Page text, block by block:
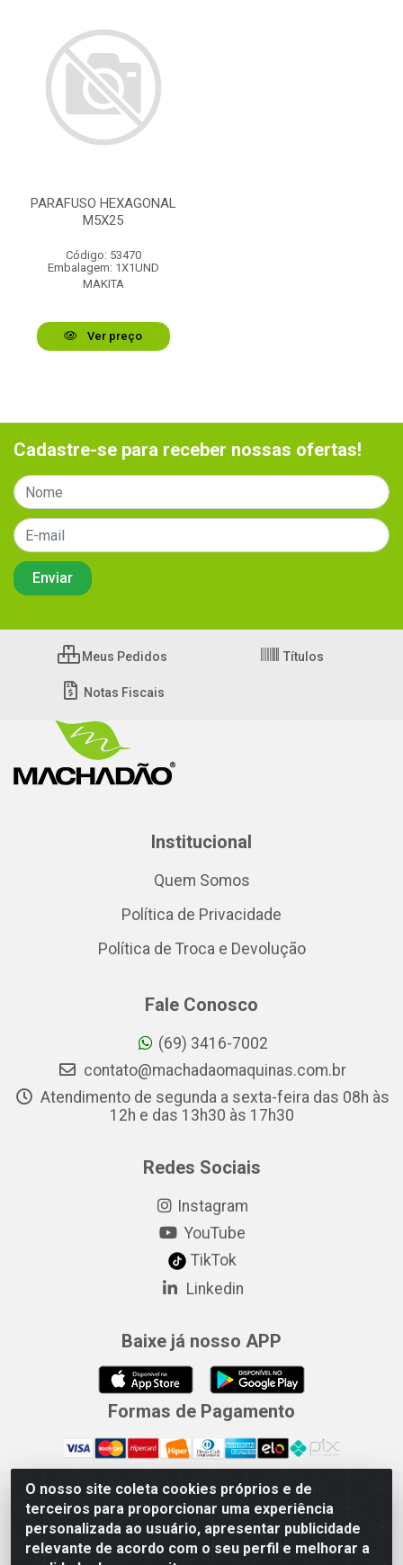
PARAFUSO HEXAGONAL
M5X25
Código: 53470
Embalagem: 1X1UND
MAKITA
Ver preço
O nosso site coleta cookies próprios e de
terceiros para proporcionar uma experiência
personalizada ao usuário, apresentar publicidade
relevante de acordo com o seu perfil e melhorar a
Cadastre-se para receber nossas ofertas!
Meus Pedidos Títulos
Notas Fiscais
Institucional
Quem Somos
Política de Privacidade
Política de Troca e Devolução
Fale Conosco
(69) 3416-7002
contato@machadaomaquinas.com.br
Atendimento de segunda a sexta-feira das 08h às
12h e das 13h30 às 17h30
Redes Sociais
Instagram
YouTube
TikTok
Linkedin
Baixe já nosso APP
Formas de Pagamento
Merconorte Distribuidora de Ferragens Ltda - Avenida Marechal
Rondon, 1571 - Centro, Ji-Paraná/RO - CEP 76.900-121 - CNPJ
10.779.165/000167